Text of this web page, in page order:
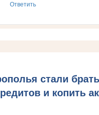
Ответить
стали брать
и копить